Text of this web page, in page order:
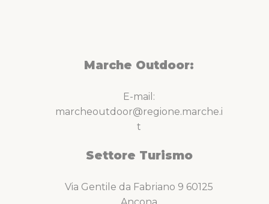
Marche Outdoor:
E-mail:
marcheoutdoor@regione.marche.i
t
Settore Turismo
Via Gentile da Fabriano 9 60125